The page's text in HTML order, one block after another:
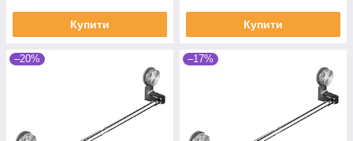
Купити Купити
–20% –17%